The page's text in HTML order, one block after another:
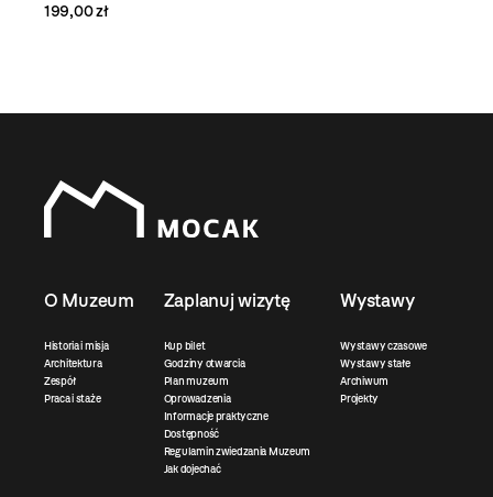
199,00 zł
O Muzeum
Historia i misja
Architektura
Zespół
Praca i staże
Zaplanuj wizytę
Kup bilet
Godziny otwarcia
Plan muzeum
Oprowadzenia
Informacje praktyczne
Dostępność
Regulamin zwiedzania Muzeum
Jak dojechać
Wystawy
Wystawy czasowe
Wystawy stałe
Archiwum
Projekty